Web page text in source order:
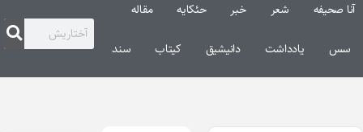
آنا صحیفه شعر خبر حئکایه مقاله‌
سس یادداشت دانیشیق کیتاب سند